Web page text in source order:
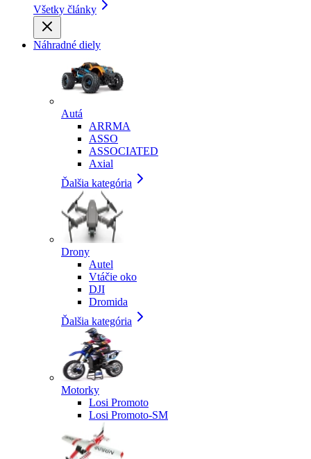
Všetky články
Náhradné diely
Autá
ARRMA
ASSO
ASSOCIATED
Axial
Ďalšia kategória
Drony
Autel
Vtáčie oko
DJI
Dromida
Ďalšia kategória
Motorky
Losi Promoto
Losi Promoto-SM